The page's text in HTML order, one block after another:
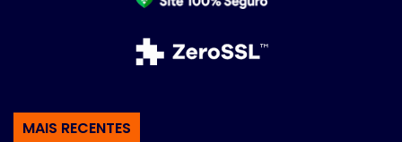
MAIS RECENTES